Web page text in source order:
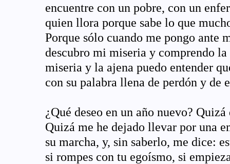
encuentre con un pobre, con un
quien llora porque sabe lo que
Porque sólo cuando me pongo ante
descubro mi miseria y comprendo
miseria y la ajena puedo entender
con su palabra llena de perdón y de
¿Qué deseo en un año nuevo?
Quizá me he dejado llevar por una
su marcha, y, sin saberlo, me dice:
si rompes con tu egoísmo, si